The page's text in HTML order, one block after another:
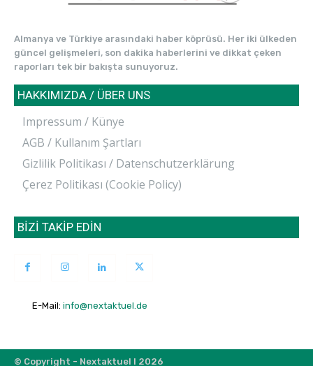
Almanya ve Türkiye arasındaki haber köprüsü. Her iki ülkeden
güncel gelişmeleri, son dakika haberlerini ve dikkat çeken
raporları tek bir bakışta sunuyoruz.
HAKKIMIZDA / ÜBER UNS
Impressum / Künye
AGB / Kullanım Şartları
Gizlilik Politikası / Datenschutzerklärung
Çerez Politikası (Cookie Policy)
BİZİ TAKİP EDİN
E-Mail: info@nextaktuel.de
© Copyright - Nextaktuel I 2026